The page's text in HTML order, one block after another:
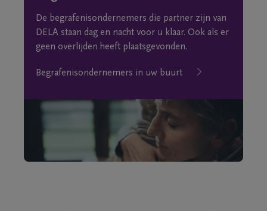
De begrafenisondernemers die partner zijn van
DELA staan dag en nacht voor u klaar. Ook als er
geen overlijden heeft plaatsgevonden.
Begrafenisondernemers in uw buurt